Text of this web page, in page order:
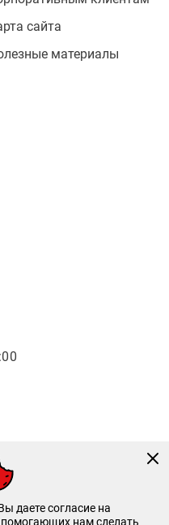
сайта
материалы
даете согласие на
нам сделать